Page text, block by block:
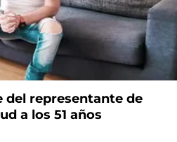
del representante de
a los 51 años